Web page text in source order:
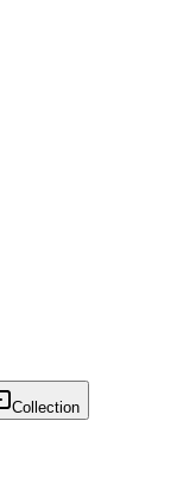
Collection